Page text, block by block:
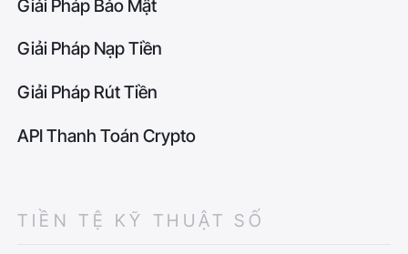
Giải Pháp Bảo Mật
Giải Pháp Nạp Tiền
Giải Pháp Rút Tiền
API Thanh Toán Crypto
TIỀN TỆ KỸ THUẬT SỐ